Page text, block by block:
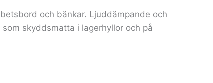
och bänkar. Ljuddämpande och
skyddsmatta i lagerhyllor och på